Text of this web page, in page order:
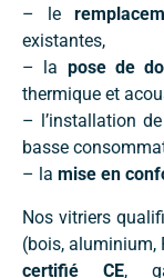
– le
existantes,
– la pose de
thermique et
– l’installation de
basse
– la mise en
Nos vitriers
(bois, aluminium,
certifié CE,